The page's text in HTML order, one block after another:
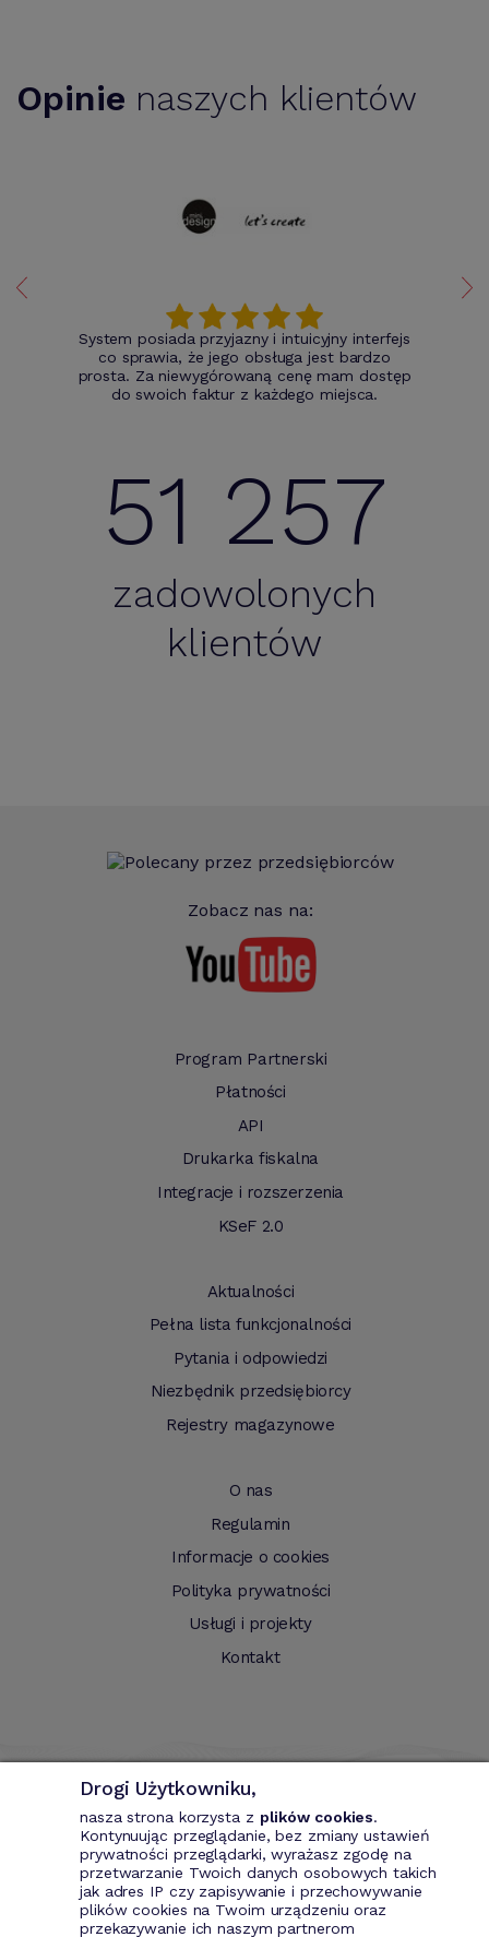
Opinie naszych klientów
System posiada przyjazny i intuicyjny interfejs
co sprawia, że jego obsługa jest bardzo
prosta. Za niewygórowaną cenę mam dostęp
do swoich faktur z każdego miejsca.
51 257
zadowolonych
klientów
Zobacz nas na:
Program Partnerski
Płatności
API
Drukarka fiskalna
Integracje i rozszerzenia
KSeF 2.0
Aktualności
Pełna lista funkcjonalności
Pytania i odpowiedzi
Niezbędnik przedsiębiorcy
Rejestry magazynowe
O nas
Regulamin
Informacje o cookies
Polityka prywatności
Usługi i projekty
Kontakt
Bizin - System wspomagający przedsiębiorce. Wystawianie
dokumentów przychodowych (faktury VAT, fakury marża, faktury
MP, rachunki itd.). Rejestr kontrahentów wraz z rozbudowaną
Drogi Użytkowniku,
nasza strona korzysta z plików cookies.
Kontynuując przeglądanie, bez zmiany ustawień
prywatności przeglądarki, wyrażasz zgodę na
przetwarzanie Twoich danych osobowych takich
jak adres IP czy zapisywanie i przechowywanie
plików cookies na Twoim urządzeniu oraz
przekazywanie ich naszym partnerom